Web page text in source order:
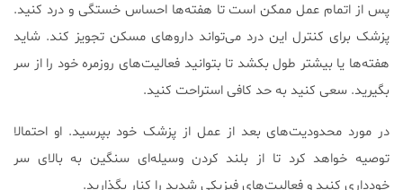
پس از اتمام عمل ممکن است تا هفته‌ها احساس خستگی و درد کنید.
پزشک برای کنترل این درد می‌تواند داروهای مسکن تجویز کند. شاید
هفته‌ها یا بیشتر طول بکشد تا بتوانید فعالیت‌های روزمره خود را از سر
بگیرید. سعی کنید به حد کافی استراحت کنید.
در مورد محدودیت‌های بعد از عمل از پزشک خود بپرسید. او احتمالا
توصیه خواهد کرد تا از بلند کردن وسیله‌ای سنگین به بالای سر